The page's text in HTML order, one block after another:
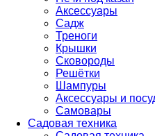
Аксессуары
Садж
Треноги
Крышки
Сковороды
Решётки
Шампуры
Аксессуары и
Самовары
Садовая техника